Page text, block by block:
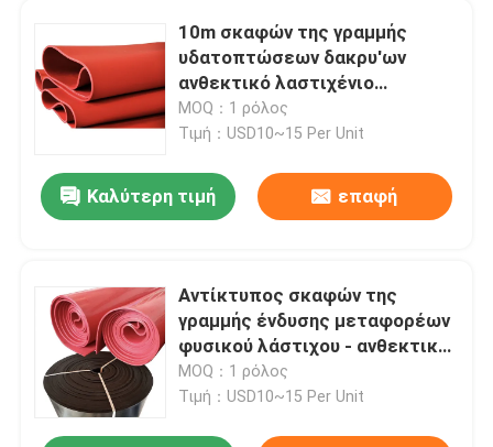
10m σκαφών της γραμμής
υδατοπτώσεων δακρυ'ων
ανθεκτικό λαστιχένιο
λαστιχένιο φύλλο επένδυσης
για τον εξοπλισμό μεταλλείας
MOQ：1 ρόλος
Τιμή：USD10~15 Per Unit
Καλύτερη τιμή επαφή
Αντίκτυπος σκαφών της
γραμμής ένδυσης μεταφορέων
φυσικού λάστιχου - ανθεκτικά
σκάφη της γραμμής ένδυσης
υδατοπτώσεων
MOQ：1 ρόλος
Τιμή：USD10~15 Per Unit